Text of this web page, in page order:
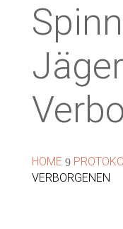
HOME 9
VERBORGENEN